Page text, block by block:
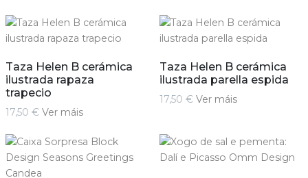
Taza Helen B cerámica
ilustrada rapaza
trapecio
17,50 € Ver máis
Taza Helen B cerámica
ilustrada parella espida
17,50 € Ver máis